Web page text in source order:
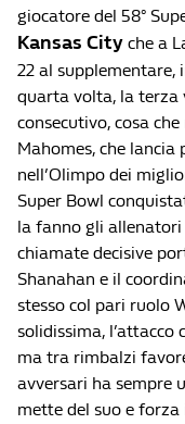
giocatore del 58°
Kansas City che a
22 al
quarta volta, la terza
consecutivo, cosa
Mahomes, che lancia
nell’Olimpo dei
Super Bowl
la fanno gli allenatori
chiamate decisive
Shanahan e il
stesso col pari ruolo
solidissima,
ma tra rimbalzi
avversari ha sempre
mette del suo e